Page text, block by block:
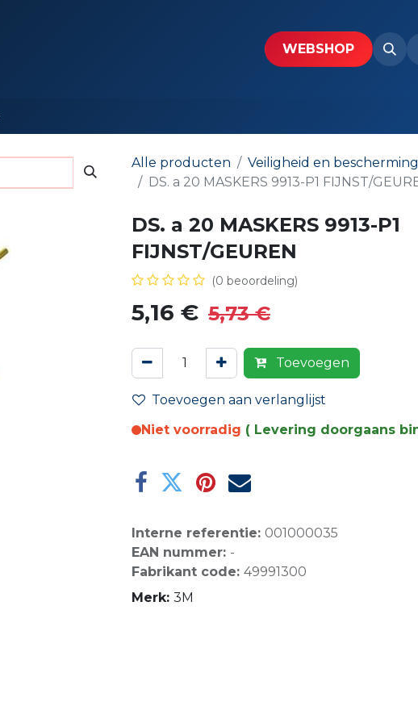
Contact Downloads
WEBS​H​​OP​​
Alle producten
Veiligheid en bescherming
DS. a 20 MASKERS 9913-P1 FIJNST/
DS. a 20 MASKERS 9913-P1
FIJNST/GEUREN
(0 beoordeling)
5,16 € 5,73€
Toevoegen
Toevoegen aan verlanglijst
Niet voorradig ( Levering doorgaans
Interne referentie: 001000035
EAN nummer: -
Fabrikant code: 49991300
Merk: 3M